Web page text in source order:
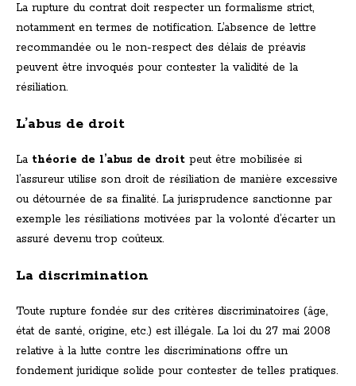
La rupture du contrat doit respecter un formalisme strict,
notamment en termes de notification. L’absence de lettre
recommandée ou le non-respect des délais de préavis
peuvent être invoqués pour contester la validité de la
résiliation.
L’abus de droit
La théorie de l’abus de droit peut être mobilisée si
l’assureur utilise son droit de résiliation de manière excessive
ou détournée de sa finalité. La jurisprudence sanctionne par
exemple les résiliations motivées par la volonté d’écarter un
assuré devenu trop coûteux.
La discrimination
Toute rupture fondée sur des critères discriminatoires (âge,
état de santé, origine, etc.) est illégale. La loi du 27 mai 2008
relative à la lutte contre les discriminations offre un
fondement juridique solide pour contester de telles pratiques.